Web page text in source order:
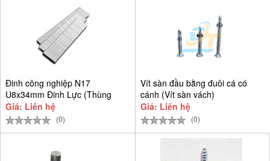
Đinh công nghiệp N17
U8x34mm Đinh Lực (Thùng
9.384 cây)
Giá: Liên hệ
(0)
Vít sàn đầu bằng đuôi cá có
cánh (Vít sàn vách)
Giá: Liên hệ
(0)